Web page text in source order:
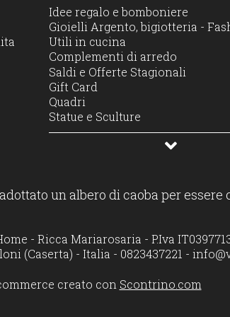
Idee regalo e bomboniere
Gioielli Argento, bigiotteria -
Utili in cucina
Complementi di arredo
Decorazione e Stile
Illuminazione e profumo
Accessori casa
Moda casa
Saldi e Offerte Stagionali
Gift Card
Quadri
Statue e Sculture
Profumatori diffusori e candele
un albero di caoba per essere
- Ricca Mariarosaria - P.Iva
(Caserta) - Italia - 0823437221 -
creato con Scontrino.com